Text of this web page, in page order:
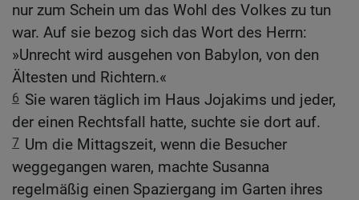
nur zum Schein um das Wohl des Volkes zu tun
war. Auf sie bezog sich das Wort des Herrn:
»Unrecht wird ausgehen von Babylon, von den
Ältesten und Richtern.«
6 Sie waren täglich im Haus Jojakims und jeder,
der einen Rechtsfall hatte, suchte sie dort auf.
7 Um die Mittagszeit, wenn die Besucher
weggegangen waren, machte Susanna
regelmäßig einen Spaziergang im Garten ihres